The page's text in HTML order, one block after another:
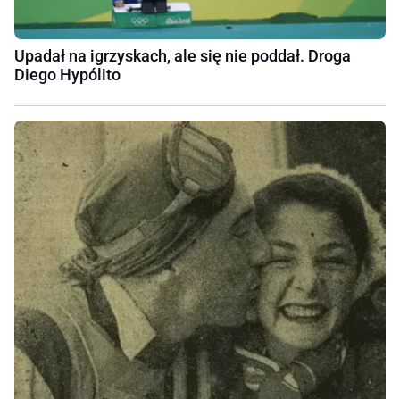
Upadał na igrzyskach, ale się nie poddał. Droga
Diego Hypólito